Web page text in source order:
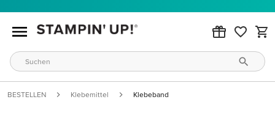
BESTELLEN Klebemittel Klebeband